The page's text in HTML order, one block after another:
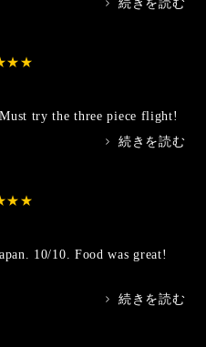
>
続きを読む
try the three piece flight!
>
続きを読む
10/10. Food was great!
>
続きを読む